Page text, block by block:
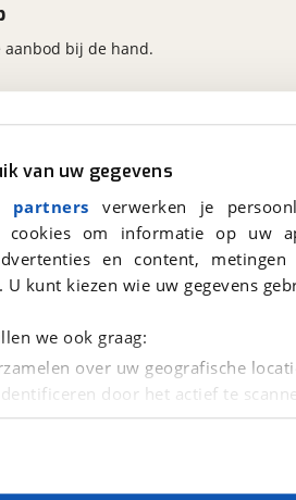
van uw gegevens
partners verwerken je
cookies om informatie op
en content,
kunt kiezen wie uw gegevens
we ook graag:
over uw geografische
door het actief te
persoonlijke gegevens worden
bij de hand.